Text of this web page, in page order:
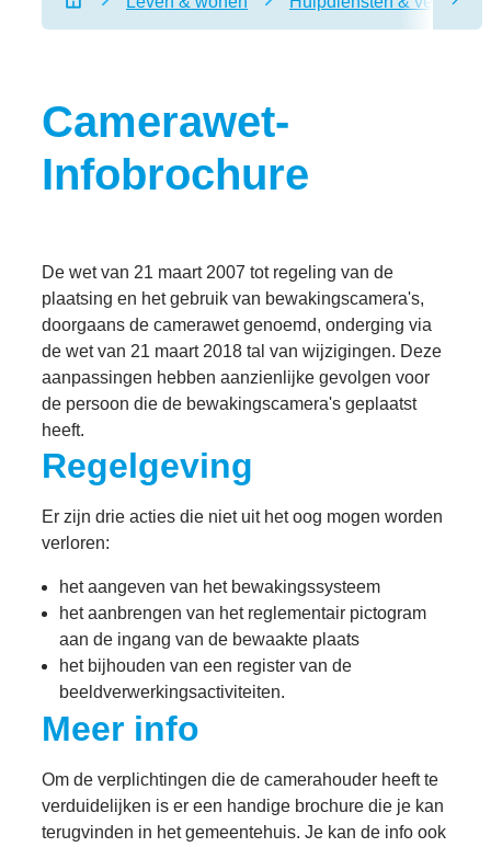
Startpagina
Camerawet-
Infobrochure
De wet van 21 maart 2007 tot regeling van de
plaatsing en het gebruik van bewakingscamera's,
doorgaans de camerawet genoemd, onderging via
de wet van 21 maart 2018 tal van wijzigingen. Deze
aanpassingen hebben aanzienlijke gevolgen voor
de persoon die de bewakingscamera's geplaatst
heeft.
Regelgeving
Er zijn drie acties die niet uit het oog mogen worden
verloren:
het aangeven van het bewakingssysteem
het aanbrengen van het reglementair pictogram
aan de ingang van de bewaakte plaats
het bijhouden van een register van de
beeldverwerkingsactiviteiten.
Meer info
Om de verplichtingen die de camerahouder heeft te
verduidelijken is er een handige brochure die je kan
terugvinden in het gemeentehuis. Je kan de info ook